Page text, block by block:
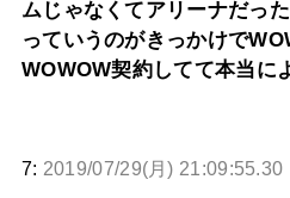
ムじゃなくてアリーナだった
っていうのがきっかけで
WOWOW契約してて本当に
7: 2019/07/29(月) 21:09:55.30